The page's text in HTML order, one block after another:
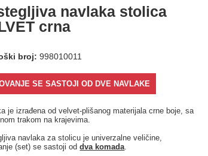
navlaka stolica
crna
broj:998010011
SE SASTOJI OD DVE NAVLAKE
je izrađena od velvet-plišanog materijala crne boje, sa
trakom na krajevima.
navlaka za stolicu je univerzalne veličine,
(set) se sastoji oddva komada